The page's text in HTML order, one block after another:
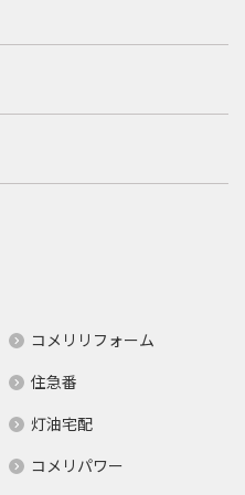
コメリリフォーム
住急番
灯油宅配
コメリパワー